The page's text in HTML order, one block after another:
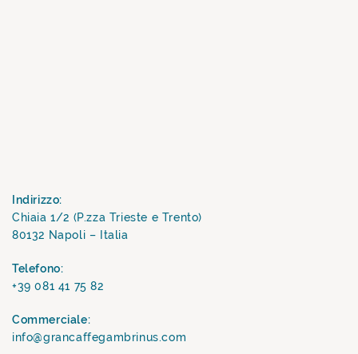
Indirizzo:
Chiaia 1/2 (P.zza Trieste e Trento)
80132 Napoli – Italia
Telefono:
+39 081 41 75 82
Commerciale:
info@grancaffegambrinus.com